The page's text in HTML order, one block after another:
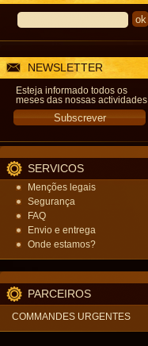
NEWSLETTER
Esteja informado todos os
meses das nossas actividades
SERVICOS
Menções legais
Segurança
FAQ
Envio e entrega
Onde estamos?
PARCEIROS
COMMANDES URGENTES